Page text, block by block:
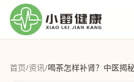
首页/资讯/喝茶怎样补肾？中医揭